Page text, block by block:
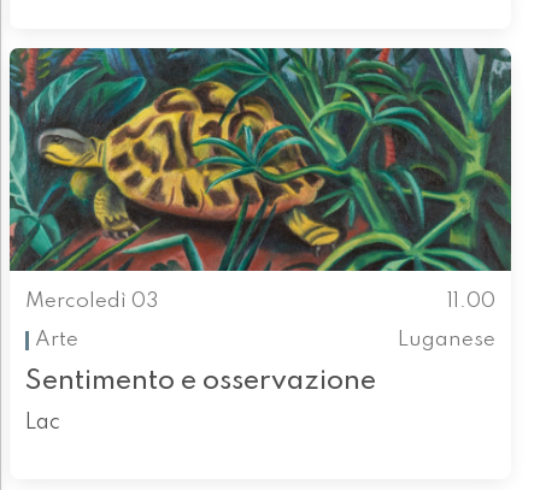
Mercoledì 03
11.00
Arte
Luganese
Sentimento e osservazione
Lac